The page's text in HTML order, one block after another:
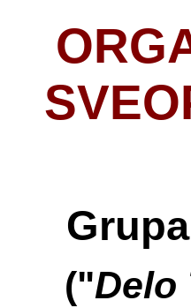
("Delo